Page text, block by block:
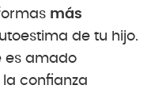
más
de tu hijo.
es amado
confianza